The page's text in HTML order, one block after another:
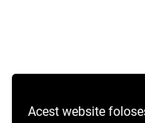
Acest website